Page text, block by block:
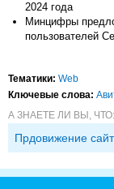
2024 года
Минцифры
пользователей
Тематики: Web
Ключевые слова:
А ЗНАЕТЕ ЛИ ВЫ, ЧТО:
Прдовижение